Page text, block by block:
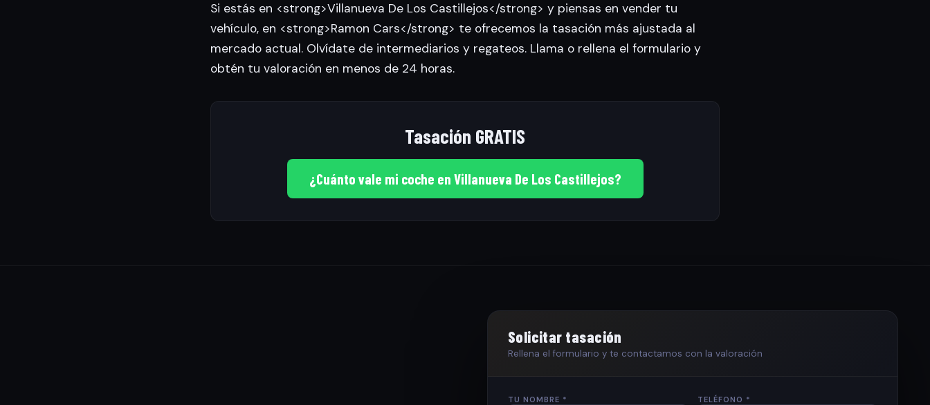
Si estás en <strong>Villanueva De Los Castillejos</strong> y piensas en vender tu
vehículo, en <strong>Ramon Cars</strong> te ofrecemos la tasación más ajustada al
mercado actual. Olvídate de intermediarios y regateos. Llama o rellena el formulario y
obtén tu valoración en menos de 24 horas.
Tasación GRATIS
¿Cuánto vale mi coche en Villanueva De Los Castillejos?
Solicitar tasación
Rellena el formulario y te contactamos con la valoración
TU NOMBRE * TELÉFONO *